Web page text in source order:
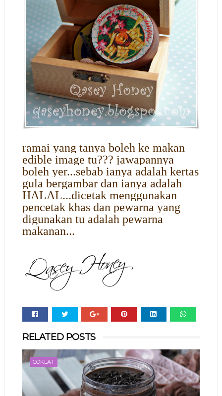
ramai yang tanya boleh ke makan
edible image tu??? jawapannya
boleh yer...sebab ianya adalah kertas
gula bergambar dan ianya adalah
HALAL...dicetak menggunakan
pencetak khas dan pewarna yang
digunakan tu adalah pewarna
makanan...
RELATED POSTS
COKLAT